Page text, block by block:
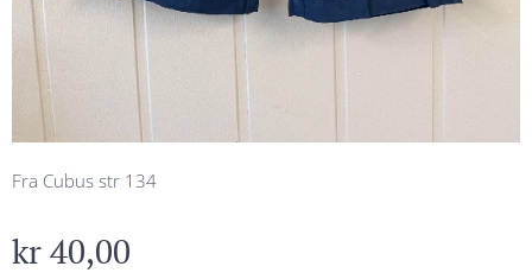
Fra Cubus str 134
kr40,00